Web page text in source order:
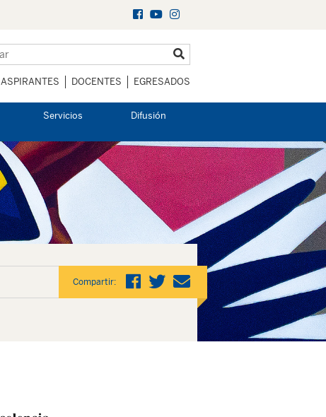
ASPIRANTES DOCENTES EGRESADOS
Servicios Difusión
Compartir: